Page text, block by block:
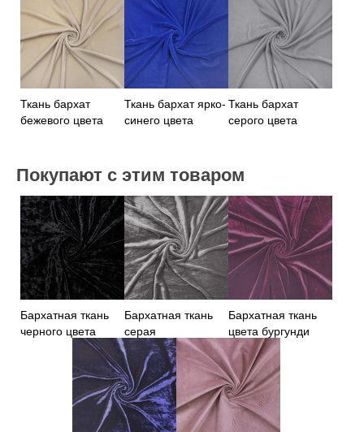
Ткань бархат
бежевого цвета
Ткань бархат ярко-
синего цвета
Ткань бархат
серого цвета
Покупают с этим товаром
Бархатная ткань
черного цвета
Бархатная ткань
серая
Бархатная ткань
цвета бургунди